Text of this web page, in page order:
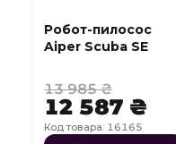
Робот-пилосос
Aiper Scuba SE
13 985 ₴
12 587 ₴
Код товара: 16165